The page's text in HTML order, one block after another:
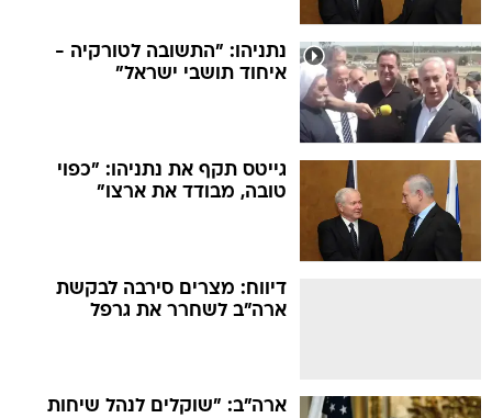
נתניהו: "התשובה לטורקיה -
איחוד תושבי ישראל"
גייטס תקף את נתניהו: "כפוי
טובה, מבודד את ארצו"
דיווח: מצרים סירבה לבקשת
ארה"ב לשחרר את גרפל
ארה"ב: "שוקלים לנהל שיחות